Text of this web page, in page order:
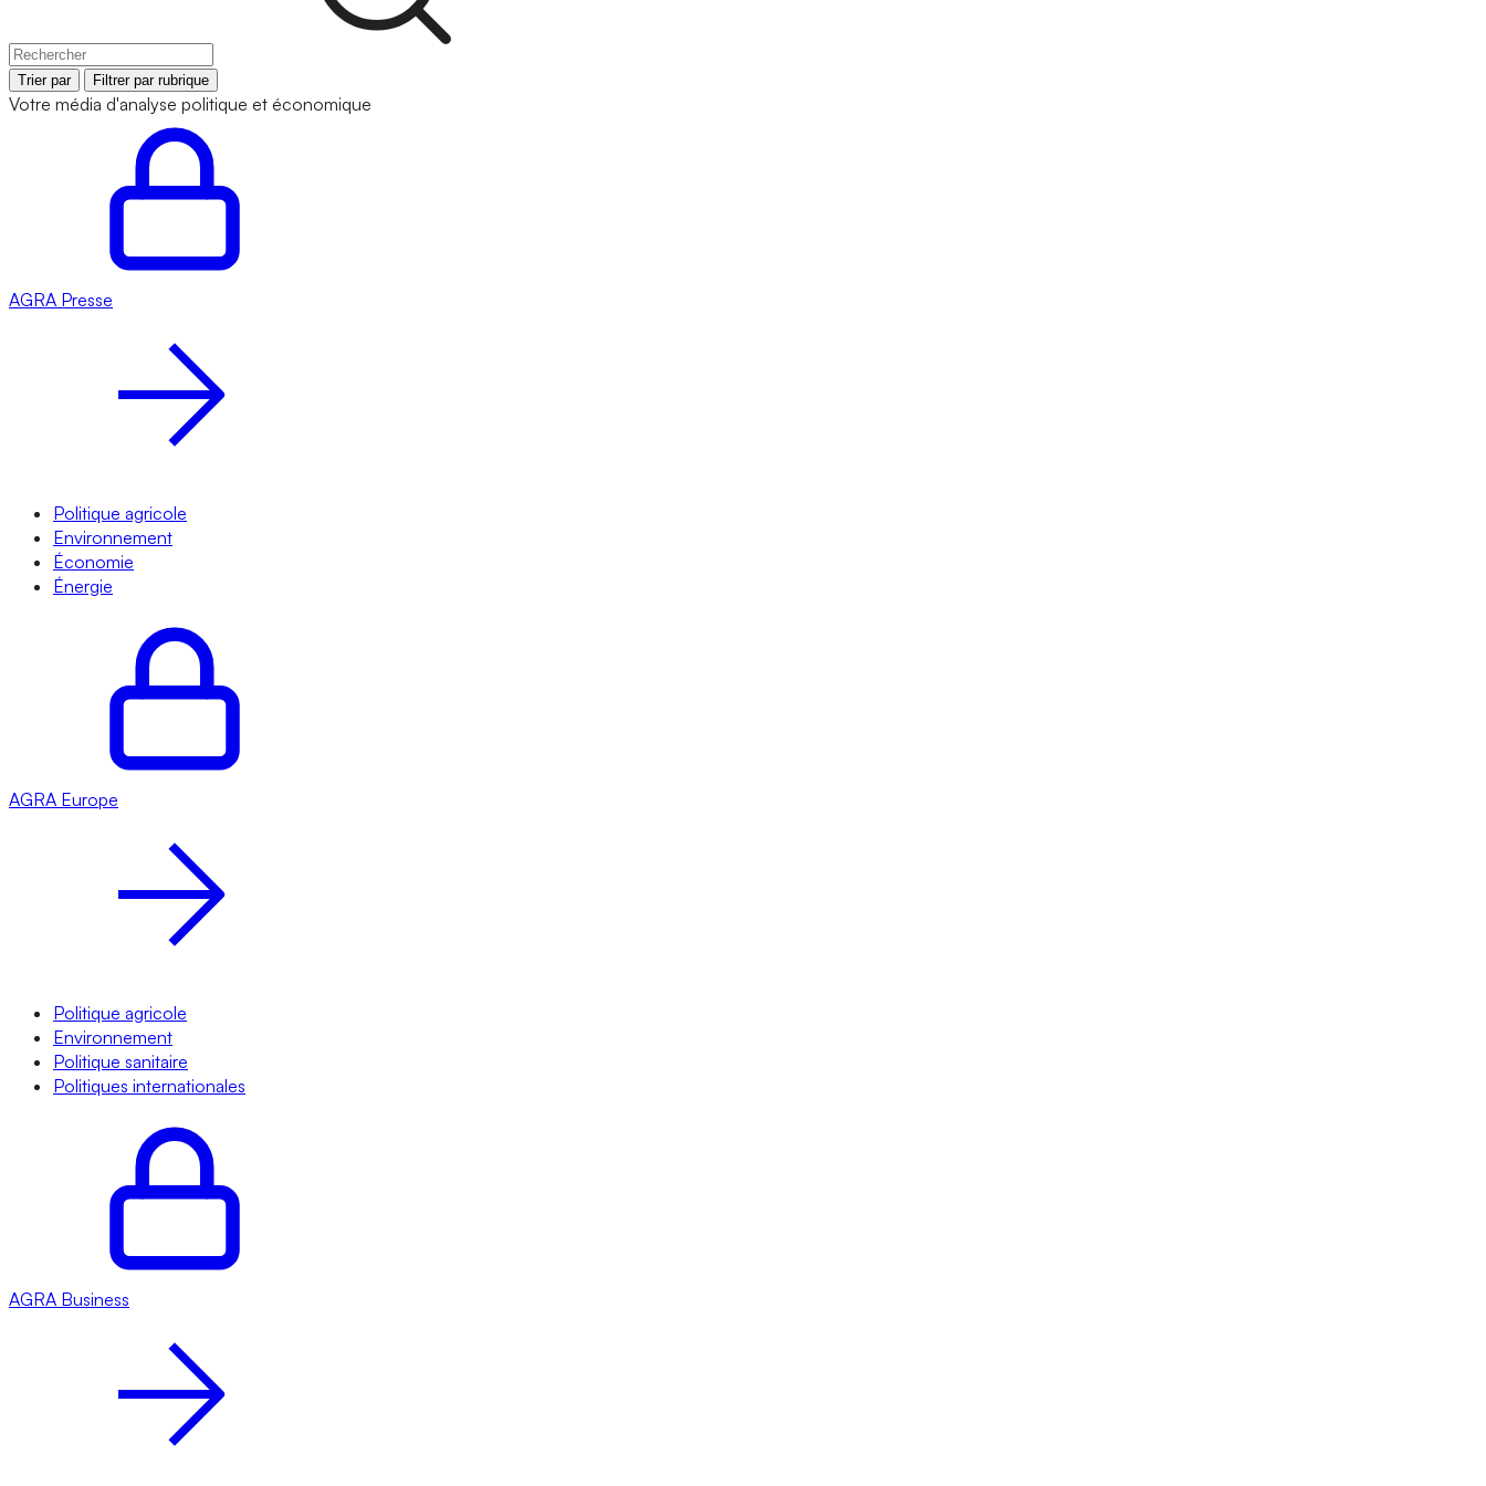
Trier par Filtrer par rubrique
Votre média d'analyse politique et économique
AGRA Presse
Politique agricole
Environnement
Économie
Énergie
AGRA Europe
Politique agricole
Environnement
Politique sanitaire
Politiques internationales
AGRA Business